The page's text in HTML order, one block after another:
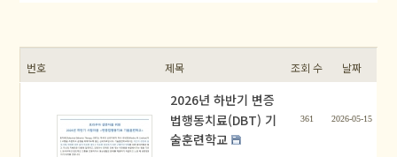
번호 제목 조회 수 날짜
2026년 하반기 변증
법행동치료(DBT) 기
술훈련학교
361 2026-05-15